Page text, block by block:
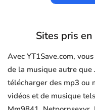
Sites pris
Avec YT1Save.com,
de la musique autre que
télécharger des mp3 ou
vidéos et de musique